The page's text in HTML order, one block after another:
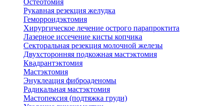
Остеотомия
Рукавная резекция желудка
Геморроидэктомия
Хирургическое лечение острого парапроктита
Лазерное иссечение кисты копчика
Секторальная резекция молочной железы
Двухсторонняя подкожная мастэктомия
Квадрантэктомия
Мастэктомия
Энуклеация фиброаденомы
Радикальная мастэктомия
Мастопексия (подтяжка груди)